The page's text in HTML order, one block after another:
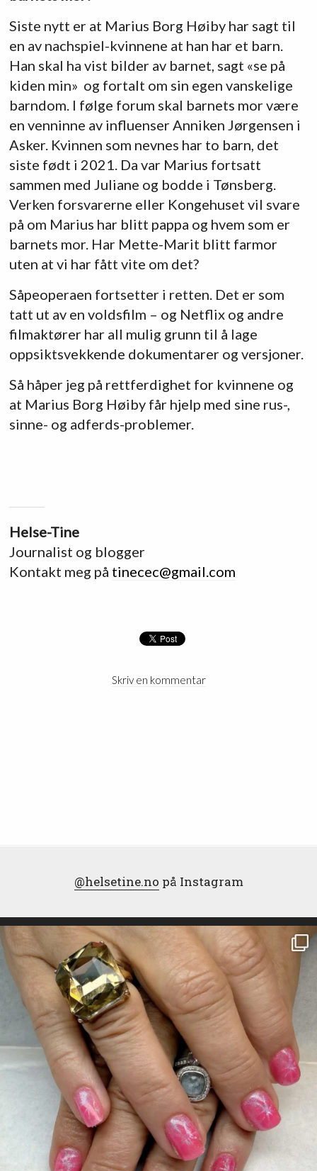
Siste nytt er at Marius Borg Høiby har sagt til
en av nachspiel-kvinnene at han har et barn.
Han skal ha vist bilder av barnet, sagt «se på
kiden min» og fortalt om sin egen vanskelige
barndom. I følge forum skal barnets mor være
en venninne av influenser Anniken Jørgensen i
Asker. Kvinnen som nevnes har to barn, det
siste født i 2021. Da var Marius fortsatt
sammen med Juliane og bodde i Tønsberg.
Verken forsvarerne eller Kongehuset vil svare
på om Marius har blitt pappa og hvem som er
barnets mor. Har Mette-Marit blitt farmor
uten at vi har fått vite om det?
Såpeoperaen fortsetter i retten. Det er som
tatt ut av en voldsfilm – og Netflix og andre
filmaktører har all mulig grunn til å lage
oppsiktsvekkende dokumentarer og versjoner.
Så håper jeg på rettferdighet for kvinnene og
at Marius Borg Høiby får hjelp med sine rus-,
sinne- og adferds-problemer.
Helse-Tine
Journalist og blogger
Kontakt meg på tinecec@gmail.com
Skriv en kommentar
@helsetine.no på Instagram